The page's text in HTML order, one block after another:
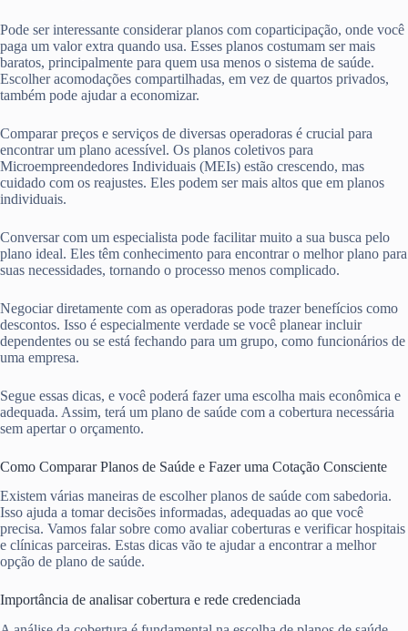
Pode ser interessante considerar planos com coparticipação, onde você
paga um valor extra quando usa. Esses planos costumam ser mais
baratos, principalmente para quem usa menos o sistema de saúde.
Escolher acomodações compartilhadas, em vez de quartos privados,
também pode ajudar a economizar.
Comparar preços e serviços de diversas operadoras é crucial para
encontrar um plano acessível. Os planos coletivos para
Microempreendedores Individuais (MEIs) estão crescendo, mas
cuidado com os reajustes. Eles podem ser mais altos que em planos
individuais.
Conversar com um especialista pode facilitar muito a sua busca pelo
plano ideal. Eles têm conhecimento para encontrar o melhor plano para
suas necessidades, tornando o processo menos complicado.
Negociar diretamente com as operadoras pode trazer benefícios como
descontos. Isso é especialmente verdade se você planear incluir
dependentes ou se está fechando para um grupo, como funcionários de
uma empresa.
Segue essas dicas, e você poderá fazer uma escolha mais econômica e
adequada. Assim, terá um plano de saúde com a cobertura necessária
sem apertar o orçamento.
Como Comparar Planos de Saúde e Fazer uma Cotação Consciente
Existem várias maneiras de escolher planos de saúde com sabedoria.
Isso ajuda a tomar decisões informadas, adequadas ao que você
precisa. Vamos falar sobre como avaliar coberturas e verificar hospitais
e clínicas parceiras. Estas dicas vão te ajudar a encontrar a melhor
opção de plano de saúde.
Importância de analisar cobertura e rede credenciada